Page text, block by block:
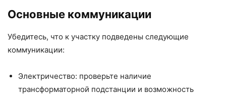
Основные коммуникации
Убедитесь, что к участку подведены следующие
коммуникации:
Электричество: проверьте наличие
трансформаторной подстанции и возможность